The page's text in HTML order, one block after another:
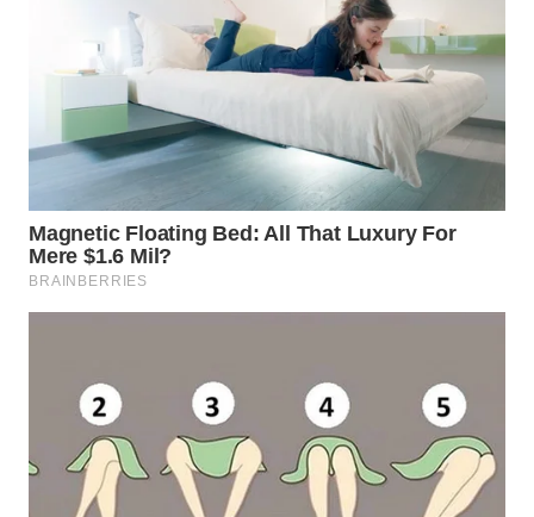
BINTAN
WN
MANDALIKA
LIKUPANG
WN
LABUANBAJO
BORNEO
Wahana